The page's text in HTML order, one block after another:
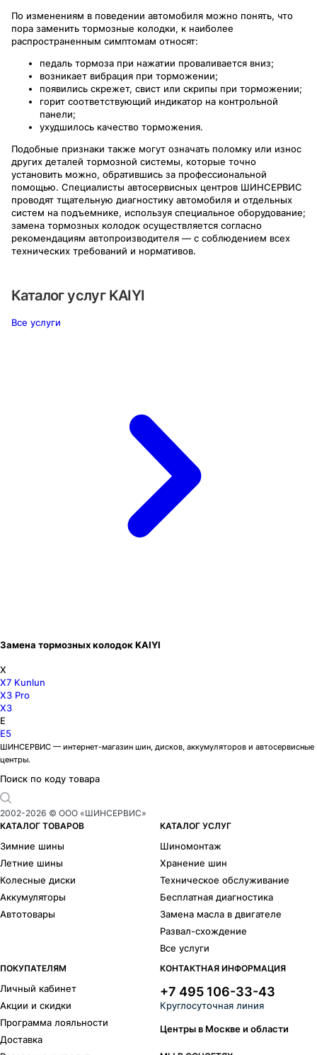
По изменениям в поведении автомобиля можно понять, что
пора заменить тормозные колодки, к наиболее
распространенным симптомам относят:
педаль тормоза при нажатии проваливается вниз;
возникает вибрация при торможении;
появились скрежет, свист или скрипы при торможении;
горит соответствующий индикатор на контрольной
панели;
ухудшилось качество торможения.
Подобные признаки также могут означать поломку или износ
других деталей тормозной системы, которые точно
установить можно, обратившись за профессиональной
помощью. Специалисты автосервисных центров ШИНСЕРВИС
проводят тщательную диагностику автомобиля и отдельных
систем на подъемнике, используя специальное оборудование;
замена тормозных колодок осуществляется согласно
рекомендациям автопроизводителя — с соблюдением всех
технических требований и нормативов.
Каталог услуг KAIYI
Все услуги
Замена тормозных колодок KAIYI
X
X7 Kunlun
X3 Pro
X3
E
E5
ШИНСЕРВИС — интернет-магазин шин, дисков, аккумуляторов и автосервисные
центры.
Поиск по коду товара
2002-2026 © ООО «ШИНСЕРВИС»
КАТАЛОГ ТОВАРОВ
Зимние шины
Летние шины
Колесные диски
Аккумуляторы
Автотовары
КАТАЛОГ УСЛУГ
Шиномонтаж
Хранение шин
Техническое обслуживание
Бесплатная диагностика
Замена масла в двигателе
Развал-схождение
Все услуги
ПОКУПАТЕЛЯМ
Личный кабинет
Акции и скидки
Программа лояльности
Доставка
КОНТАКТНАЯ ИНФОРМАЦИЯ
+7 495 106-33-43
Круглосуточная линия
Центры в Москве и области